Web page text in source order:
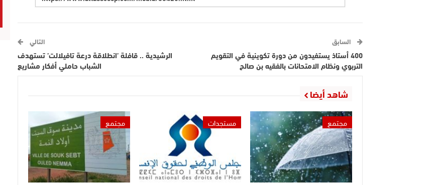
السابق
400 أستاذ يستفيدون من دورة تكوينية في التقويم
التربوي ونظام الامتحانات بالفقيه بن صالح
التالي
الرشيدية .. قافلة ’انطلاقة درعة تافيلالت’ تستهدف
الشباب حاملي أفكار مشاريع
شاهد أيضا
مجتمع مستجدات مجتمع